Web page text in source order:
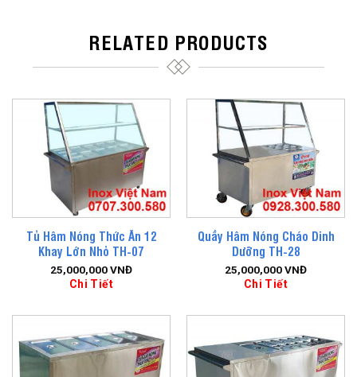
RELATED PRODUCTS
Tủ Hâm Nóng Thức Ăn 12
Khay Lớn Nhỏ TH-07
25,000,000VNĐ
Chi Tiết
Quầy Hâm Nóng Cháo Dinh
Dưỡng TH-28
25,000,000VNĐ
Chi Tiết